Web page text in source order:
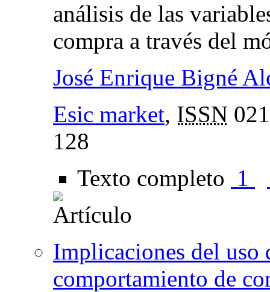
análisis de las
compra a través del
José Enrique Bigné
Esic market, ISSN
128
Texto completo 1
Implicaciones del uso
comportamiento de